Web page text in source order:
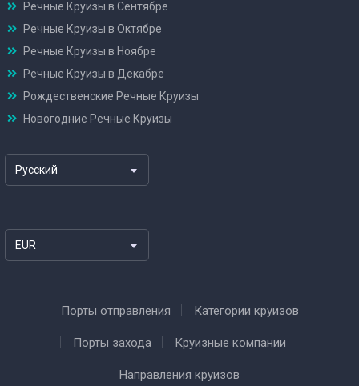
Речные Круизы в Сентябре
Речные Круизы в Октябре
Речные Круизы в Ноябре
Речные Круизы в Декабре
Рождественские Речные Круизы
Новогодние Речные Круизы
Русский
EUR
Порты отправления Категории круизов
Порты захода Круизные компании
Направления круизов